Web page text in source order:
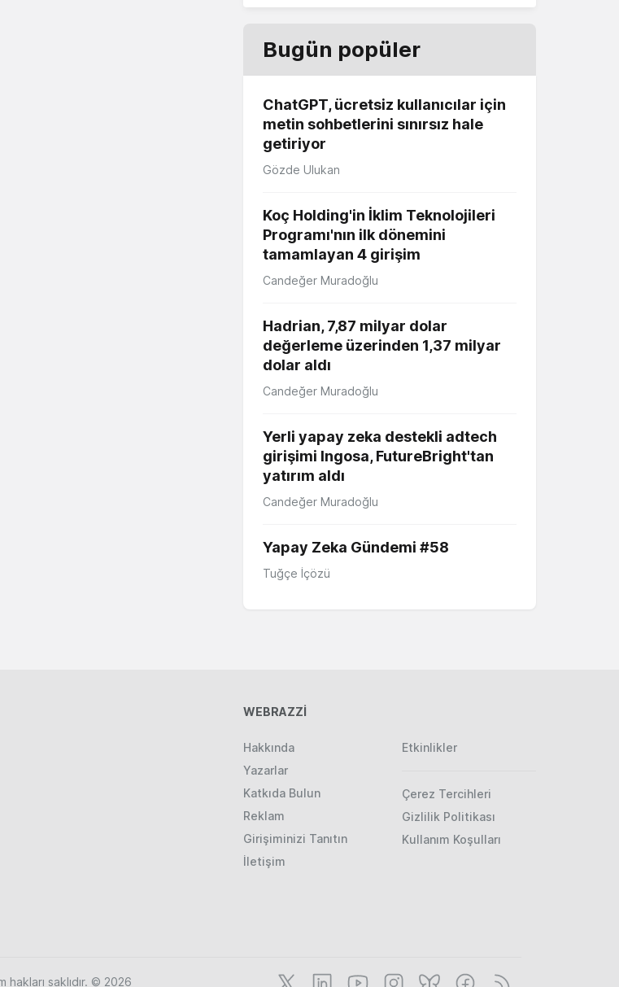
Bugün popüler
ChatGPT, ücretsiz kullanıcılar için
metin sohbetlerini sınırsız hale
getiriyor
Gözde Ulukan
Koç Holding'in İklim Teknolojileri
Programı'nın ilk dönemini
tamamlayan 4 girişim
Candeğer Muradoğlu
Hadrian, 7,87 milyar dolar
değerleme üzerinden 1,37 milyar
dolar aldı
Candeğer Muradoğlu
Yerli yapay zeka destekli adtech
girişimi Ingosa, FutureBright'tan
yatırım aldı
Candeğer Muradoğlu
Yapay Zeka Gündemi #58
Tuğçe İçözü
WEBRAZZİ
Hakkında
Yazarlar
Katkıda Bulun
Reklam
Girişiminizi Tanıtın
İletişim
Etkinlikler
Çerez Tercihleri
Gizlilik Politikası
Kullanım Koşulları
hakları saklıdır. © 2026